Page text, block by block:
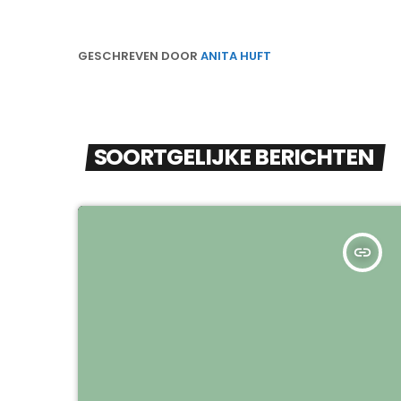
GESCHREVEN DOOR ANITA HUFT
SOORTGELIJKE BERICHTEN
insert_link